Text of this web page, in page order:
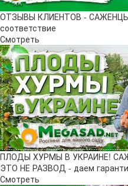
ОТЗЫВЫ КЛИЕНТОВ - САЖЕНЦЫ
соответствие
Смотреть
ПЛОДЫ ХУРМЫ В УКРАИНЕ!
ЭТО НЕ РАЗВОД - даем
Смотреть